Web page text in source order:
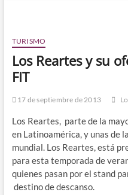
TURISMO
Los Reartes y su
FIT
17 de septiembre de 2013
Los Reartes, parte de la
en Latinoamérica, y unas de
mundial. Los Reartes, está
para esta temporada de
quienes pasan por el stand
destino de descanso.